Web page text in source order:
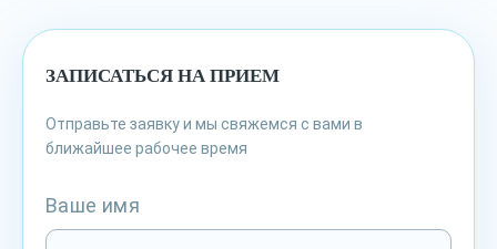
ЗАПИСАТЬСЯ НА ПРИЕМ
Отправьте заявку и мы свяжемся с вами в
ближайшее рабочее время
Ваше имя